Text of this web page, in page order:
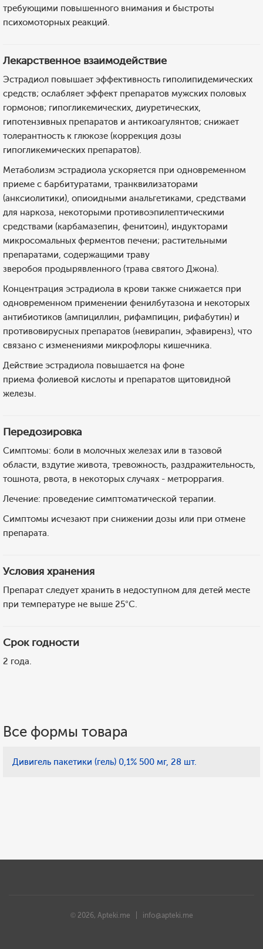
требующими повышенного внимания и быстроты
психомоторных реакций.
Лекарственное взаимодействие
Эстрадиол повышает эффективность гиполипидемических
средств; ослабляет эффект препаратов мужских половых
гормонов; гипогликемических, диуретических,
гипотензивных препаратов и антикоагулянтов; снижает
толерантность к глюкозе (коррекция дозы
гипогликемических препаратов).
Метаболизм эстрадиола ускоряется при одновременном
приеме с барбитуратами, транквилизаторами
(анксиолитики), опиоидными анальгетиками, средствами
для наркоза, некоторыми противоэпилептическими
средствами (карбамазепин, фенитоин), индукторами
микросомальных ферментов печени; растительными
препаратами, содержащими траву
зверобоя продырявленного (трава святого Джона).
Концентрация эстрадиола в крови также снижается при
одновременном применении фенилбутазона и некоторых
антибиотиков (ампициллин, рифампицин, рифабутин) и
противовирусных препаратов (невирапин, эфавиренз), что
связано с изменениями микрофлоры кишечника.
Действие эстрадиола повышается на фоне
приема фолиевой кислоты и препаратов щитовидной
железы.
Передозировка
Симптомы: боли в молочных железах или в тазовой
области, вздутие живота, тревожность, раздражительность,
тошнота, рвота, в некоторых случаях - метроррагия.
Лечение: проведение симптоматической терапии.
Симптомы исчезают при снижении дозы или при отмене
препарата.
Условия хранения
Препарат следует хранить в недоступном для детей месте
при температуре не выше 25°C.
Срок годности
2 года.
Все формы товара
Дивигель пакетики (гель) 0,1% 500 мг, 28 шт.
© 2026, Apteki.me | info@apteki.me